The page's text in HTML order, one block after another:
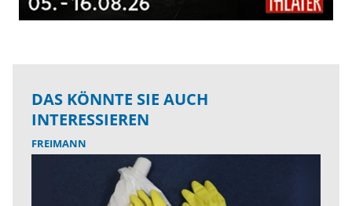
DAS KÖNNTE SIE AUCH
INTERESSIEREN
FREIMANN